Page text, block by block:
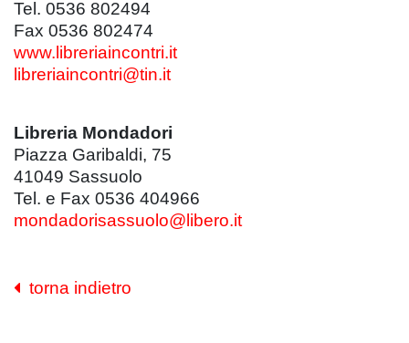
Tel. 0536 802494
Fax 0536 802474
www.libreriaincontri.it
libreriaincontri@tin.it
Libreria Mondadori
Piazza Garibaldi, 75
41049 Sassuolo
Tel. e Fax 0536 404966
mondadorisassuolo@libero.it
torna indietro